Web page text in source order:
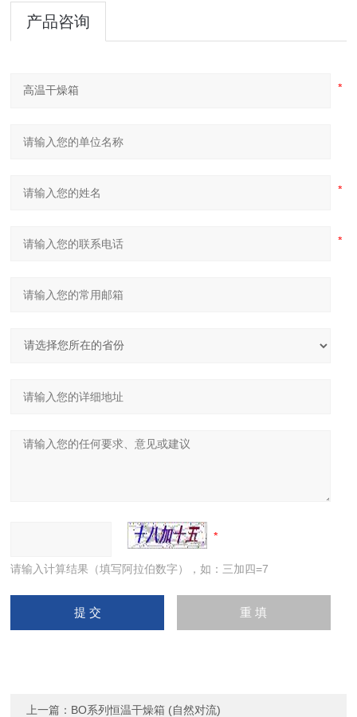
产品咨询
请输入计算结果（填写阿拉伯数字），如：三加四=7
上一篇： BO系列恒温干燥箱 (自然对流)